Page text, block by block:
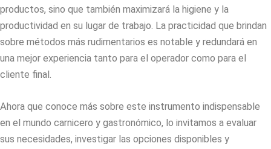
productos, sino que también maximizará la higiene y la
productividad en su lugar de trabajo. La practicidad que brindan
sobre métodos más rudimentarios es notable y redundará en
una mejor experiencia tanto para el operador como para el
cliente final.
Ahora que conoce más sobre este instrumento indispensable
en el mundo carnicero y gastronómico, lo invitamos a evaluar
sus necesidades, investigar las opciones disponibles y